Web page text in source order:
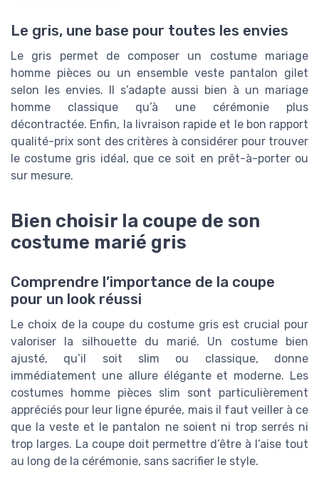
Le gris, une base pour toutes les envies
Le gris permet de composer un costume mariage
homme pièces ou un ensemble veste pantalon gilet
selon les envies. Il s’adapte aussi bien à un mariage
homme classique qu’à une cérémonie plus
décontractée. Enfin, la livraison rapide et le bon rapport
qualité-prix sont des critères à considérer pour trouver
le costume gris idéal, que ce soit en prêt-à-porter ou
sur mesure.
Bien choisir la coupe de son
costume marié gris
Comprendre l’importance de la coupe
pour un look réussi
Le choix de la coupe du costume gris est crucial pour
valoriser la silhouette du marié. Un costume bien
ajusté, qu’il soit slim ou classique, donne
immédiatement une allure élégante et moderne. Les
costumes homme pièces slim sont particulièrement
appréciés pour leur ligne épurée, mais il faut veiller à ce
que la veste et le pantalon ne soient ni trop serrés ni
trop larges. La coupe doit permettre d’être à l’aise tout
au long de la cérémonie, sans sacrifier le style.